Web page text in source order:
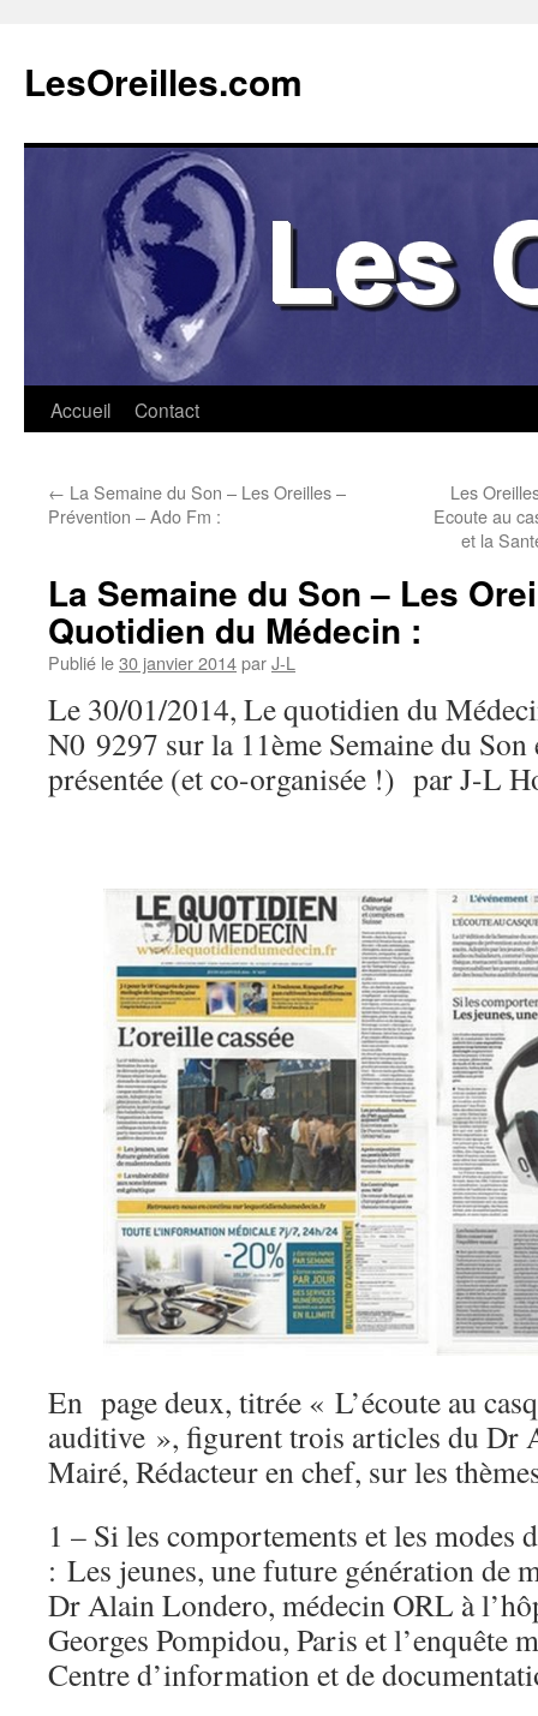
contenu
LesOreilles.com
Accueil Contact
← La Semaine du Son – Les Oreilles –
Prévention – Ado Fm :
Les
Ecoute au
et la
La Semaine du Son – Les
Quotidien du Médecin :
Publié le30 janvier 2014parJ-L
Le 30/01/2014, Le quotidien du
N0 9297 sur la 11ème Semaine du Son
présentée (et co-organisée !) par J-L
En page deux, titrée « L’écoute au
auditive », figurent trois articles du Dr
Mairé, Rédacteur en chef, sur les
1 – Si les comportements et les modes
: Les jeunes, une future génération de
Dr Alain Londero, médecin ORL à
Georges Pompidou, Paris et l’enquête
Centre d’information et de